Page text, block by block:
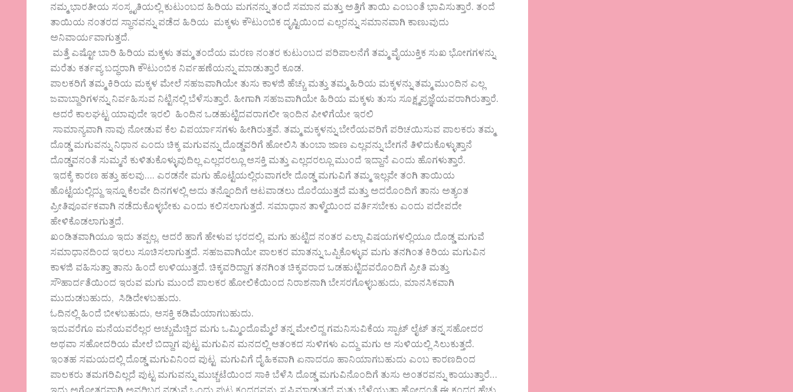
ನಮ್ಮ ಭಾರತೀಯ ಸಂಸ್ಕೃತಿಯಲ್ಲಿ ಕುಟುಂಬದ ಹಿರಿಯ ಮಗನನ್ನು ತಂದೆ ಸಮಾನ ಮತ್ತು ಅತ್ತಿಗೆ ತಾಯಿ ಎಂಬಂತೆ ಭಾವಿಸುತ್ತಾರೆ. ತಂದೆ
ತಾಯಿಯ ನಂತರದ ಸ್ಥಾನವನ್ನು ಪಡೆದ ಹಿರಿಯ ಮಕ್ಕಳು ಕೌಟುಂಬಿಕ ದೃಷ್ಟಿಯಿಂದ ಎಲ್ಲರನ್ನು ಸಮಾನವಾಗಿ ಕಾಣುವುದು
ಅನಿವಾರ್ಯವಾಗುತ್ತದೆ.
ಮತ್ತೆ ಎಷ್ಟೋ ಬಾರಿ ಹಿರಿಯ ಮಕ್ಕಳು ತಮ್ಮ ತಂದೆಯ ಮರಣ ನಂತರ ಕುಟುಂಬದ ಪರಿಪಾಲನೆಗೆ ತಮ್ಮ ವೈಯುಕ್ತಿಕ ಸುಖ ಭೋಗಗಳನ್ನು
ಮರೆತು ಕರ್ತವ್ಯ ಬದ್ಧರಾಗಿ ಕೌಟುಂಬಿಕ ನಿರ್ವಹಣೆಯನ್ನು ಮಾಡುತ್ತಾರೆ ಕೂಡ.
ಪಾಲಕರಿಗೆ ತಮ್ಮ ಕಿರಿಯ ಮಕ್ಕಳ ಮೇಲೆ ಸಹಜವಾಗಿಯೇ ತುಸು ಕಾಳಜಿ ಹೆಚ್ಚು ಮತ್ತು ತಮ್ಮ ಹಿರಿಯ ಮಕ್ಕಳನ್ನು ತಮ್ಮ ಮುಂದಿನ ಎಲ್ಲ
ಜವಾಬ್ದಾರಿಗಳನ್ನು ನಿರ್ವಹಿಸುವ ನಿಟ್ಟಿನಲ್ಲಿ ಬೆಳೆಸುತ್ತಾರೆ. ಹೀಗಾಗಿ ಸಹಜವಾಗಿಯೇ ಹಿರಿಯ ಮಕ್ಕಳು ತುಸು ಸೂಕ್ಷ್ಮಪ್ರಜ್ಞೆಯವರಾಗಿರುತ್ತಾರೆ.
ಆದರೆ ಕಾಲಘಟ್ಟ ಯಾವುದೇ ಇರಲಿ ಹಿಂದಿನ ಒಡಹುಟ್ಟಿದವರಾಗಲೀ ಇಂದಿನ ಪೀಳಿಗೆಯೇ ಇರಲಿ
ಸಾಮಾನ್ಯವಾಗಿ ನಾವು ನೋಡುವ ಕೆಲ ವಿಪರ್ಯಾಸಗಳು ಹೀಗಿರುತ್ತವೆ. ತಮ್ಮ ಮಕ್ಕಳನ್ನು ಬೇರೆಯವರಿಗೆ ಪರಿಚಯಿಸುವ ಪಾಲಕರು ತಮ್ಮ
ದೊಡ್ಡ ಮಗುವನ್ನು ನಿಧಾನ ಎಂದು ಚಿಕ್ಕ ಮಗುವನ್ನು ದೊಡ್ಡವರಿಗೆ ಹೋಲಿಸಿ ತುಂಬಾ ಜಾಣ ಎಲ್ಲವನ್ನು ಬೇಗನೆ ತಿಳಿದುಕೊಳ್ಳುತ್ತಾನೆ
ದೊಡ್ಡವನಂತೆ ಸುಮ್ಮನೆ ಕುಳಿತುಕೊಳ್ಳುವುದಿಲ್ಲ ಎಲ್ಲದರಲ್ಲೂ ಆಸಕ್ತಿ ಮತ್ತು ಎಲ್ಲದರಲ್ಲೂ ಮುಂದೆ ಇದ್ದಾನೆ ಎಂದು ಹೊಗಳುತ್ತಾರೆ.
ಇದಕ್ಕೆ ಕಾರಣ ಹತ್ತು ಹಲವು…. ಎರಡನೇ ಮಗು ಹೊಟ್ಟೆಯಲ್ಲಿರುವಾಗಲೇ ದೊಡ್ಡ ಮಗುವಿಗೆ ತಮ್ಮ ಇಲ್ಲವೇ ತಂಗಿ ತಾಯಿಯ
ಹೊಟ್ಟೆಯಲ್ಲಿದ್ದು ಇನ್ನೂ ಕೆಲವೇ ದಿನಗಳಲ್ಲಿ ಅದು ತನ್ನೊಂದಿಗೆ ಆಟವಾಡಲು ದೊರೆಯುತ್ತದೆ ಮತ್ತು ಅದರೊಂದಿಗೆ ತಾನು ಅತ್ಯಂತ
ಪ್ರೀತಿಪೂರ್ವಕವಾಗಿ ನಡೆದುಕೊಳ್ಳಬೇಕು ಎಂದು ಕಲಿಸಲಾಗುತ್ತದೆ. ಸಮಾಧಾನ ತಾಳ್ಮೆಯಿಂದ ವರ್ತಿಸಬೇಕು ಎಂದು ಪದೇಪದೇ
ಹೇಳಿಕೊಡಲಾಗುತ್ತದೆ.
ಖಂಡಿತವಾಗಿಯೂ ಇದು ತಪ್ಪಲ್ಲ. ಆದರೆ ಹಾಗೆ ಹೇಳುವ ಭರದಲ್ಲಿ, ಮಗು ಹುಟ್ಟಿದ ನಂತರ ಎಲ್ಲಾ ವಿಷಯಗಳಲ್ಲಿಯೂ ದೊಡ್ಡ ಮಗುವೆ
ಸಮಾಧಾನದಿಂದ ಇರಲು ಸೂಚಿಸಲಾಗುತ್ತದೆ. ಸಹಜವಾಗಿಯೇ ಪಾಲಕರ ಮಾತನ್ನು ಒಪ್ಪಿಕೊಳ್ಳುವ ಮಗು ತನಗಿಂತ ಕಿರಿಯ ಮಗುವಿನ
ಕಾಳಜಿ ವಹಿಸುತ್ತಾ ತಾನು ಹಿಂದೆ ಉಳಿಯುತ್ತದೆ. ಚಿಕ್ಕವರಿದ್ದಾಗ ತನಗಿಂತ ಚಿಕ್ಕವರಾದ ಒಡಹುಟ್ಟಿದವರೊಂದಿಗೆ ಪ್ರೀತಿ ಮತ್ತು
ಸೌಹಾರ್ದತೆಯಿಂದ ಇರುವ ಮಗು ಮುಂದೆ ಪಾಲಕರ ಹೋಲಿಕೆಯಿಂದ ನಿರಾಶನಾಗಿ ಬೇಸರಗೊಳ್ಳಬಹುದು, ಮಾನಸಿಕವಾಗಿ
ಮುದುಡಬಹುದು, ಸಿಡಿದೇಳಬಹುದು.
ಓದಿನಲ್ಲಿ ಹಿಂದೆ ಬೀಳಬಹುದು, ಆಸಕ್ತಿ ಕಡಿಮೆಯಾಗಬಹುದು.
ಇದುವರೆಗೂ ಮನೆಯವರೆಲ್ಲರ ಅಚ್ಚುಮೆಚ್ಚಿದ ಮಗು ಒಮ್ಮಿಂದೊಮ್ಮೆಲೆ ತನ್ನ ಮೇಲಿದ್ದ ಗಮನಿಸುವಿಕೆಯ ಸ್ಪಾಟ್ ಲೈಟ್ ತನ್ನ ಸಹೋದರ
ಅಥವಾ ಸಹೋದರಿಯ ಮೇಲೆ ಬಿದ್ದಾಗ ಪುಟ್ಟ ಮಗುವಿನ ಮನದಲ್ಲಿ ಆತಂಕದ ಸುಳಿಗಳು ಎದ್ದು ಮಗು ಆ ಸುಳಿಯಲ್ಲಿ ಸಿಲುಕುತ್ತದೆ.
ಇಂತಹ ಸಮಯದಲ್ಲಿ ದೊಡ್ಡ ಮಗುವಿನಿಂದ ಪುಟ್ಟ ಮಗುವಿಗೆ ದೈಹಿಕವಾಗಿ ಏನಾದರೂ ಹಾನಿಯಾಗಬಹುದು ಎಂಬ ಕಾರಣದಿಂದ
ಪಾಲಕರು ತಮಗರಿವಿಲ್ಲದೆ ಪುಟ್ಟ ಮಗುವನ್ನು ಮುಚ್ಚಟೆಯಿಂದ ಸಾಕಿ ಬೆಳೆಸಿ ದೊಡ್ಡ ಮಗುವಿನೊಂದಿಗೆ ತುಸು ಅಂತರವನ್ನು ಕಾಯುತ್ತಾರೆ…